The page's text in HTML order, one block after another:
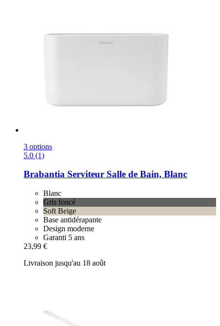
3 options
5.0 (1)
Brabantia Serviteur Salle de Bain, Blanc
Blanc
Gris foncé
Soft Beige
Base antidérapante
Design moderne
Garanti 5 ans
23,99 €
Livraison jusqu'au 18 août